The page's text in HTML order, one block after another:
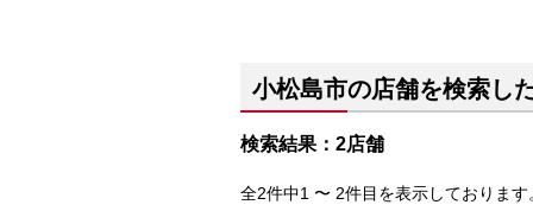
小松島市の店舗を検索し
検索結果：2店舗
全2件中1 〜 2件目を表示しております